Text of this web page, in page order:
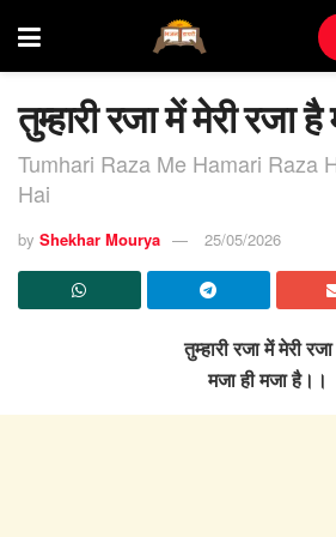
तुम्हारी रजा में मेरी रजा
Tumhari Raza Me Hamari Raza
Hai
by Shekhar Mourya 25/05/2026
तुम्हारी रजा में मेरी
मजा ही मजा है।।